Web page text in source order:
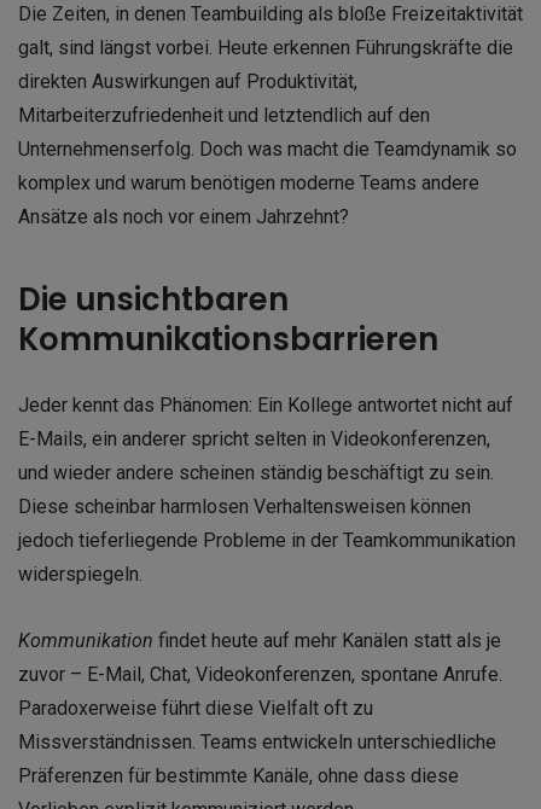
Die Zeiten, in denen Teambuilding als bloße Freizeitaktivität
galt, sind längst vorbei. Heute erkennen Führungskräfte die
direkten Auswirkungen auf Produktivität,
Mitarbeiterzufriedenheit und letztendlich auf den
Unternehmenserfolg. Doch was macht die Teamdynamik so
komplex und warum benötigen moderne Teams andere
Ansätze als noch vor einem Jahrzehnt?
Die unsichtbaren
Kommunikationsbarrieren
Jeder kennt das Phänomen: Ein Kollege antwortet nicht auf
E-Mails, ein anderer spricht selten in Videokonferenzen,
und wieder andere scheinen ständig beschäftigt zu sein.
Diese scheinbar harmlosen Verhaltensweisen können
jedoch tieferliegende Probleme in der Teamkommunikation
widerspiegeln.
Kommunikation findet heute auf mehr Kanälen statt als je
zuvor – E-Mail, Chat, Videokonferenzen, spontane Anrufe.
Paradoxerweise führt diese Vielfalt oft zu
Missverständnissen. Teams entwickeln unterschiedliche
Präferenzen für bestimmte Kanäle, ohne dass diese